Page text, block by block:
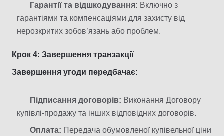
Гарантії та відшкодування: Включно з
гарантіями та компенсаціями для захисту від
нерозкритих зобов’язань або проблем.
Крок 4: Завершення транзакції
Завершення угоди передбачає:
Підписання договорів: Виконання Договору
купівлі-продажу та інших відповідних договорів.
Оплата: Передача обумовленої купівельної ціни